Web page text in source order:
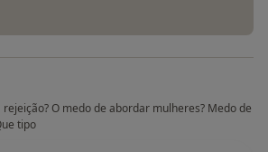
O medo de abordar mulheres? Medo de
tipo